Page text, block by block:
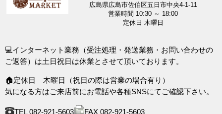
広島県広島市佐伯区五日市中央4-1-11
営業時間 10:30 ～ 18:00
定休日 木曜日
💻インターネット業務（受注処理・発送業務・お問い合わせの
ご返答）は土日祝日は休業とさせて頂いております。
🏠定休日 木曜日（祝日の際は営業の場合有り）
気になる方はご来店前にお電話や各種SNSにてご確認下さい。
TEL 082-921-5603 FAX 082-921-5603